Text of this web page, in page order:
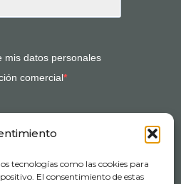
tecnologías como las cookies para
El consentimiento de estas
mis datos personales
comercial